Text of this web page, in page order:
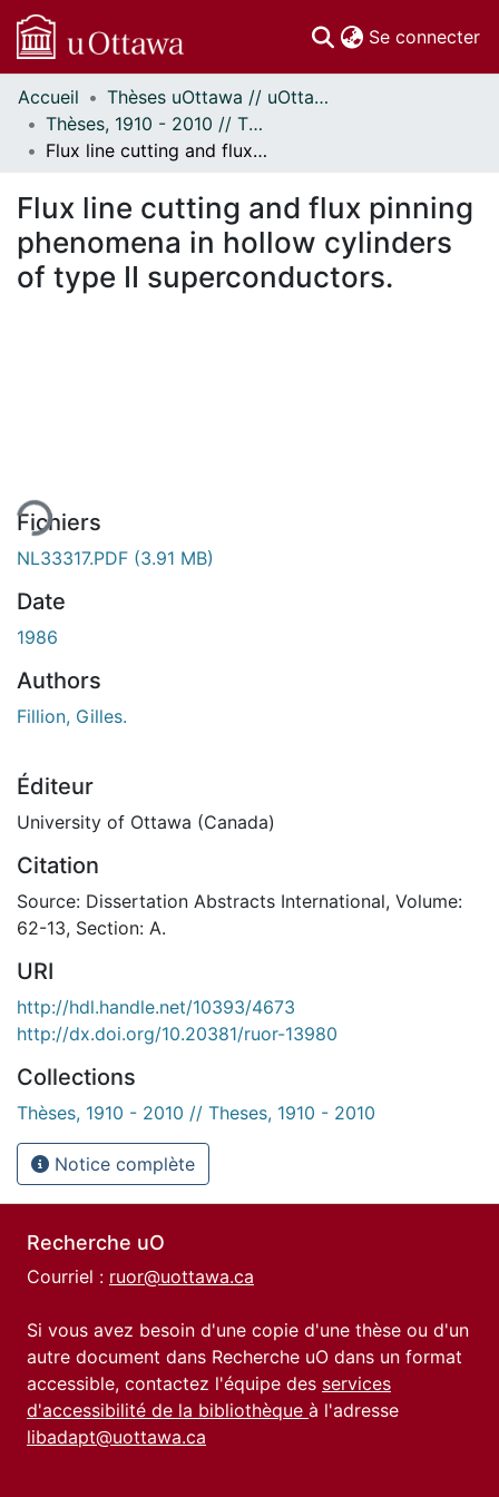
Se connecter
Communautés
et collections
Parcourir
À propos
Accueil
Thèses uOttawa // uOttawa Theses
Thèses, 1910 - 2010 // Theses, 1910 - 2010
Flux line cutting and flux pinning phenomena in hollow cylinders of type II superconductors.
Flux line cutting and flux pinning
phenomena in hollow cylinders
of type II superconductors.
Fichiers
NL33317.PDF (3.91 MB)
Date
1986
Authors
Fillion, Gilles.
Éditeur
University of Ottawa (Canada)
Citation
Source: Dissertation Abstracts International, Volume:
62-13, Section: A.
URI
http://hdl.handle.net/10393/4673
http://dx.doi.org/10.20381/ruor-13980
Collections
Thèses, 1910 - 2010 // Theses, 1910 - 2010
Notice complète
Recherche uO
Courriel : ruor@uottawa.ca
Si vous avez besoin d'une copie d'une thèse ou d'un
autre document dans Recherche uO dans un format
accessible, contactez l'équipe des services
d'accessibilité de la bibliothèque à l'adresse
libadapt@uottawa.ca